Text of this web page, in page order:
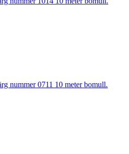
nummer 0711 10 meter bomull.